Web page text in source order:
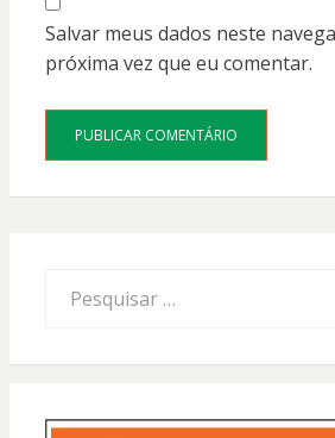
Salvar meus dados neste
próxima vez que eu comentar.
por: